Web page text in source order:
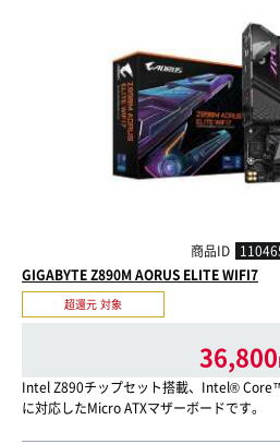
商品ID
GIGABYTE Z890M AORUS ELITE WIFI7
超還元 対象
36,800
Intel Z890チップセット搭載、Intel®
に対応したMicro ATXマザーボードです。